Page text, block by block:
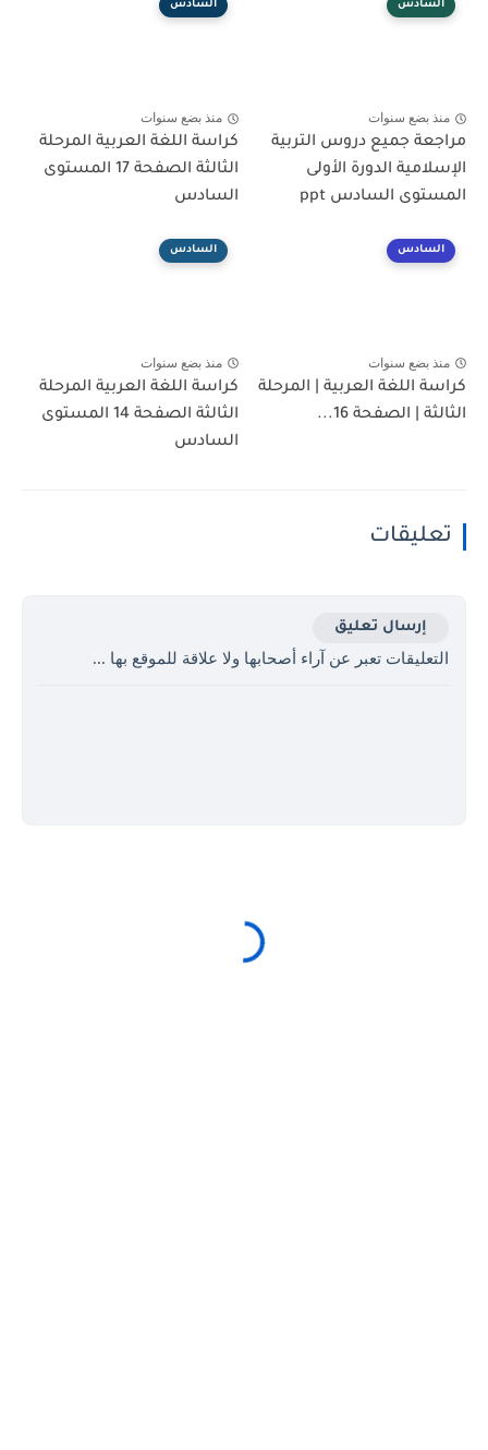
السادس
منذ بضع سنوات
مراجعة جميع دروس التربية
الإسلامية الدورة الأولى
المستوى السادس ppt
السادس
منذ بضع سنوات
كراسة اللغة العربية المرحلة
الثالثة الصفحة 17 المستوى
السادس
السادس
منذ بضع سنوات
كراسة اللغة العربية | المرحلة
الثالثة | الصفحة 16...
السادس
منذ بضع سنوات
كراسة اللغة العربية المرحلة
الثالثة الصفحة 14 المستوى
السادس
تعليقات
إرسال تعليق
التعليقات تعبر عن آراء أصحابها ولا علاقة للموقع بها ...